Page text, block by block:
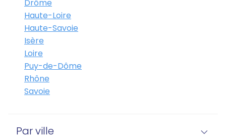
Drôme
Haute-Loire
Haute-Savoie
Isère
Loire
Puy-de-Dôme
Rhône
Savoie
Par ville